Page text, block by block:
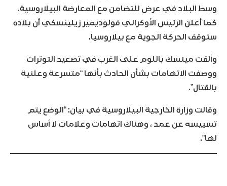
وسط البلاد في عرض للتضامن مع المعارضة البيلاروسية.
كما أعلن الرئيس الأوكراني فولوديمير زيلينسكي أن بلاده
ستوقف الحركة الجوية مع بيلاروسيا.
وألقت مينسك باللوم على الغرب في تصعيد التوترات
ووصفت الاتهامات بشأن الحادث بأنها “متسرعة وعلنية
بالقتال”.
وقالت وزارة الخارجية البيلاروسية في بيان: “الوضع يتم
تسييسه عن عمد ، وهناك اتهامات وعلامات لا أساس
لها”.